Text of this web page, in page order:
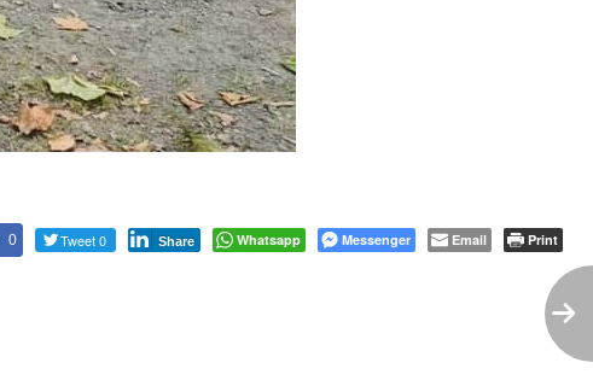
0 Tweet 0 Share Whatsapp Messenger Email Print